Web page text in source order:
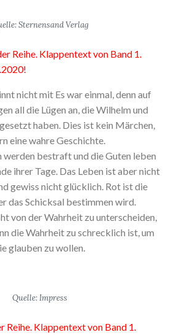
Sternensand Verlag
Reihe. Klappentext von Band 1.
nicht mit Es war einmal, denn auf
all die Lügen an, die Wilhelm und
haben. Dies ist kein Märchen,
eine wahre Geschichte.
werden bestraft und die Guten leben
ihrer Tage. Das Leben ist aber nicht
gewiss nicht glücklich. Rot ist die
das Schicksal bestimmen wird.
von der Wahrheit zu unterscheiden,
die Wahrheit zu schrecklich ist, um
glauben zu wollen.
Quelle: Impress
Reihe. Klappentext von Band 1.